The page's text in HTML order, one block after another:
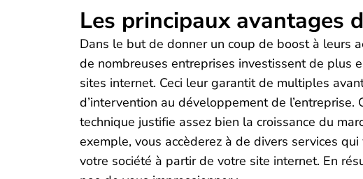
Les principaux avantages
Dans le but de donner un coup de boost à leurs
de nombreuses entreprises investissent de plus
sites internet. Ceci leur garantit de multiples
d’intervention au développement de
technique justifie assez bien la croissance du
exemple, vous accèderez à de divers services
votre société à partir de votre site internet. En